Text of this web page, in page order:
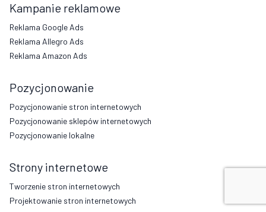
Kampanie reklamowe
Reklama Google Ads
Reklama Allegro Ads
Reklama Amazon Ads
Pozycjonowanie
Pozycjonowanie stron internetowych
Pozycjonowanie sklepów internetowych
Pozycjonowanie lokalne
Strony internetowe
Tworzenie stron internetowych
Projektowanie stron internetowych